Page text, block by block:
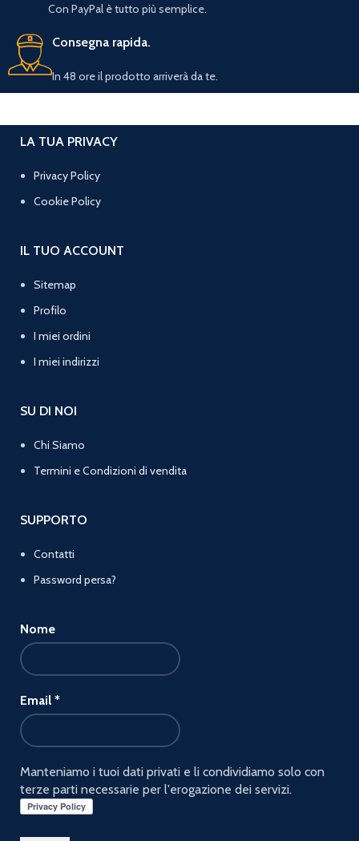
Con PayPal è tutto più semplice.
Consegna rapida.
In 48 ore il prodotto arriverà da te.
LA TUA PRIVACY
Privacy Policy
Cookie Policy
IL TUO ACCOUNT
Sitemap
Profilo
I miei ordini
I miei indirizzi
SU DI NOI
Chi Siamo
Termini e Condizioni di vendita
SUPPORTO
Contatti
Password persa?
Nome
Email *
Manteniamo i tuoi dati privati e li condividiamo solo con
terze parti necessarie per l'erogazione dei servizi.